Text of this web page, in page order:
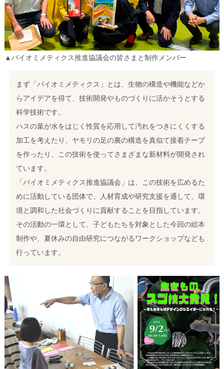
▲バイオミメティクス推進協議会の皆さまと制作メンバー
まず「バイオミメティクス」とは、生物の構造や機能などか
らアイデアを得て、技術開発やものづくりに活かそうとする
科学技術です。
ハスの葉が水をはじく性質を応用して汚れをつきにくくする
加工を考えたり、ヤモリの足の裏の構造を真似て接着テープ
を作ったり、この技術を使ってさまざまな新材料が開発され
ています。
「バイオミメティクス推進協議会」は、この技術を広めるた
めに活動している団体で、人材育成や研究支援を通して、環
境と調和した社会づくりに貢献することを目指しています。
その活動の一環として、子どもたちを対象とした今回の絵本
制作や、夏休みの自由研究につながるワークショップなども
行っています。